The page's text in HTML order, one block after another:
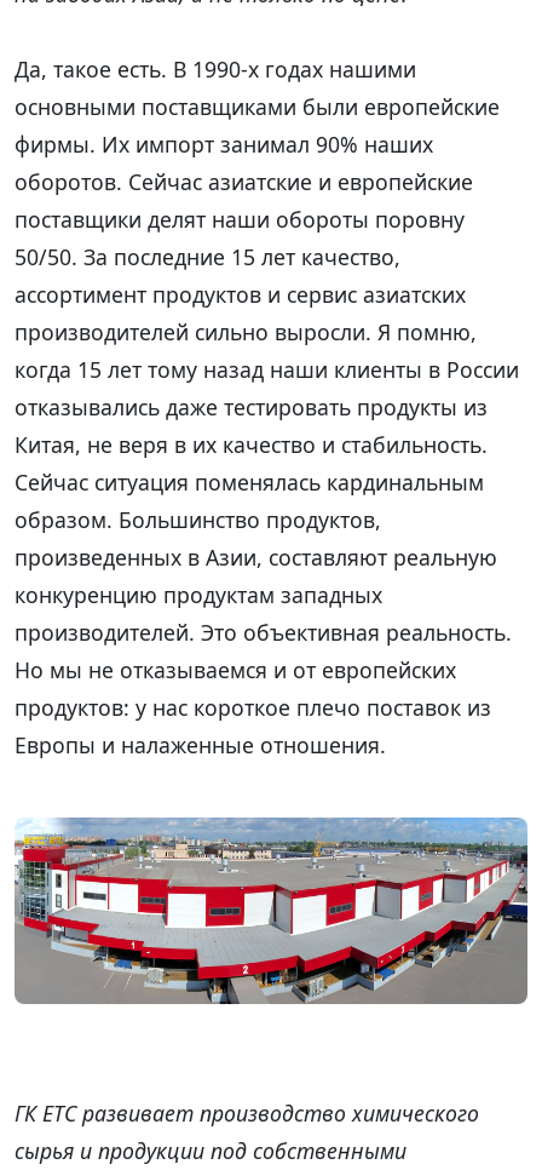
Да, такое есть. В 1990-х годах нашими
основными поставщиками были европейские
фирмы. Их импорт занимал 90% наших
оборотов. Сейчас азиатские и европейские
поставщики делят наши обороты поровну
50/50. За последние 15 лет качество,
ассортимент продуктов и сервис азиатских
производителей сильно выросли. Я помню,
когда 15 лет тому назад наши клиенты в России
отказывались даже тестировать продукты из
Китая, не веря в их качество и стабильность.
Сейчас ситуация поменялась кардинальным
образом. Большинство продуктов,
произведенных в Азии, составляют реальную
конкуренцию продуктам западных
производителей. Это объективная реальность.
Но мы не отказываемся и от европейских
продуктов: у нас короткое плечо поставок из
Европы и налаженные отношения.
ГК ЕТС развивает производство химического
сырья и продукции под собственными